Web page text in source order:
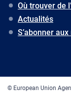
Où trouver de
Actualités
S’abonner
© European Union